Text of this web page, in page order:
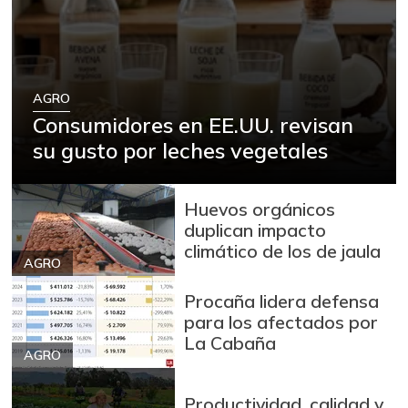
entero fresco
02/27/2016
$ 12.000,00
-
07/25/2026
$ 2.420,00
Berenjena
07/25/2026
$ 1.722,00
-10,17%
Blanquillo entero
fresco
04/16/2016
$ 12.000,00
+71,43%
Bocachico criollo
fresco
05/07/2016
$ 11.667,00
+16,67%
Bocachico
importado
AGRO
Consumidores en EE.UU. revisan
su gusto por leches vegetales
AGRO
Huevos orgánicos
duplican impacto
climático de los de jaula
AGRO
Procaña lidera defensa
para los afectados por
La Cabaña